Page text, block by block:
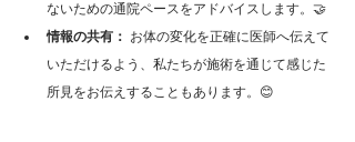
ないための通院ペースをアドバイスします。🤝
情報の共有： お体の変化を正確に医師へ伝えて
いただけるよう、私たちが施術を通じて感じた
所見をお伝えすることもあります。😊